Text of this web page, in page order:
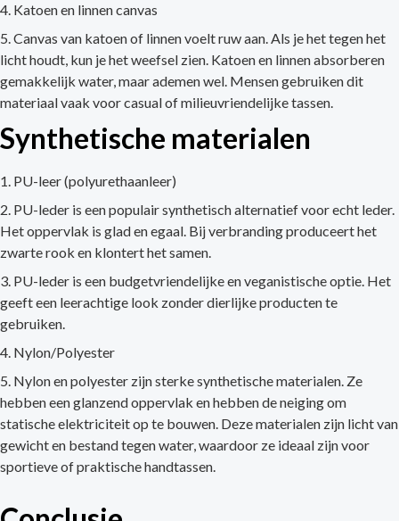
Katoen en linnen canvas
Canvas van katoen of linnen voelt ruw aan. Als je het tegen het
licht houdt, kun je het weefsel zien. Katoen en linnen absorberen
gemakkelijk water, maar ademen wel. Mensen gebruiken dit
materiaal vaak voor casual of milieuvriendelijke tassen.
Synthetische materialen
PU-leer (polyurethaanleer)
PU-leder is een populair synthetisch alternatief voor echt leder.
Het oppervlak is glad en egaal. Bij verbranding produceert het
zwarte rook en klontert het samen.
PU-leder is een budgetvriendelijke en veganistische optie. Het
geeft een leerachtige look zonder dierlijke producten te
gebruiken.
Nylon/Polyester
Nylon en polyester zijn sterke synthetische materialen. Ze
hebben een glanzend oppervlak en hebben de neiging om
statische elektriciteit op te bouwen. Deze materialen zijn licht van
gewicht en bestand tegen water, waardoor ze ideaal zijn voor
sportieve of praktische handtassen.